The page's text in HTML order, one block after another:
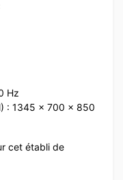
Hz
: 1345 x 700 x 850
cet établi de